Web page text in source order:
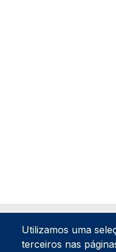
Utilizamos uma
terceiros nas